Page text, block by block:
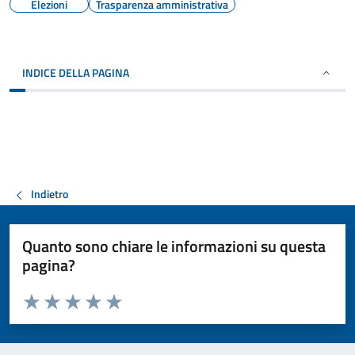
Elezioni Trasparenza amministrativa
INDICE DELLA PAGINA
Indietro
Quanto sono chiare le informazioni su questa
pagina?
Valuta da 1 a 5 stelle la pagina
Valuta 5 stelle su 5
Valuta 4 stelle su 5
Valuta 3 stelle su 5
Valuta 2 stelle su 5
Valuta 1 stelle su 5